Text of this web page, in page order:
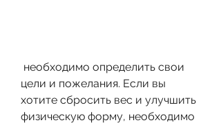
цели и пожелания. Если вы
хотите сбросить вес и улучшить
физическую форму, необходимо